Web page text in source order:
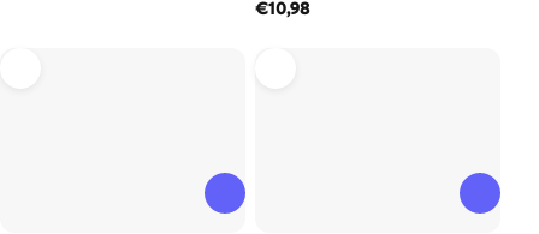
€10,98